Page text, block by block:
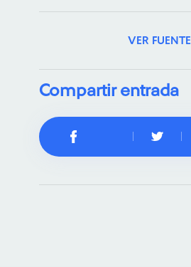
VER FUENTE
Compartir entrada